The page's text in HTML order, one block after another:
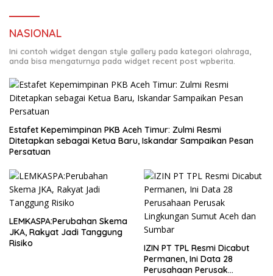
NASIONAL
Ini contoh widget dengan style gallery pada kategori olahraga,
anda bisa mengaturnya pada widget recent post wpberita.
Estafet Kepemimpinan PKB Aceh Timur: Zulmi Resmi
Ditetapkan sebagai Ketua Baru, Iskandar Sampaikan Pesan
Persatuan
LEMKASPA:Perubahan Skema
JKA, Rakyat Jadi Tanggung
Risiko
IZIN PT TPL Resmi Dicabut
Permanen, Ini Data 28
Perusahaan Perusak